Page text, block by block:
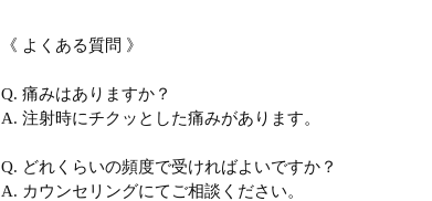
《 よくある質問 》
Q. 痛みはありますか？
A. 注射時にチクッとした痛みがあります。
Q. どれくらいの頻度で受ければよいですか？
A. カウンセリングにてご相談ください。